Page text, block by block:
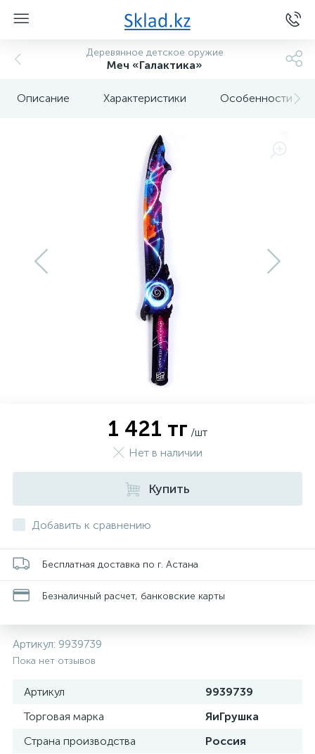
Деревянное детское оружие
Меч «Галактика»
Описание Характеристики Особенности
1 421 тг /шт
Нет в наличии
Купить
Добавить к сравнению
Бесплатная доставка по г. Астана
Безналичный расчет, банковские карты
Артикул: 9939739
Пока нет отзывов
Артикул
9939739
Торговая марка
ЯиГрушка
Страна производства
Россия